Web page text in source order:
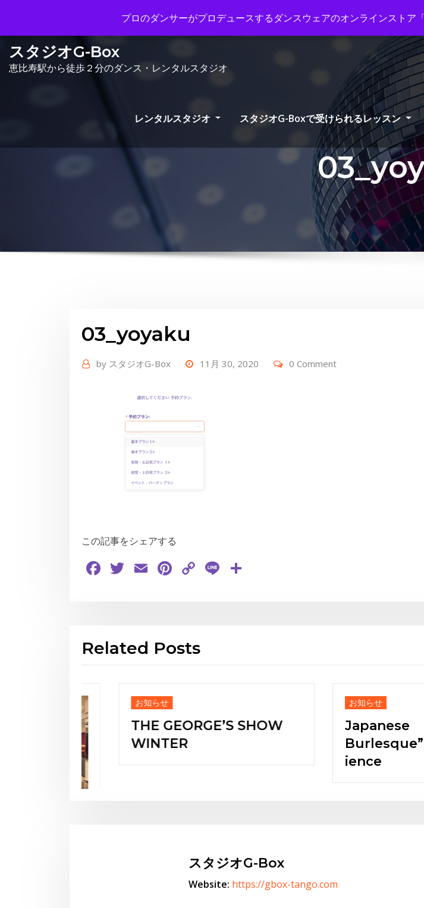
Mon - Sun 10.00 - 23.00 info@gbox-tango.com +03-6231-
スタジオG-Box
恵比寿駅から徒歩２分のダンス・レンタルスタジオ
レンタルスタジオ スタジオG-Boxで受けられるレッスン
03_yoyaku
by スタジオG-Box 11月 30, 2020 0 Comment
この記事をシェアする
Facebook
Twitter
EmailPinterest
Copy
Line
Related Posts
THE GEORGE’S SHOW
WINTER
Japanese
スタジオG-Box
Website: https://gbox-tango.com
プロのダンサーがプロデュースするダンスウェアのオンラインストア